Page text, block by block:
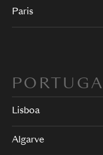
Paris
Lisboa
Algarve